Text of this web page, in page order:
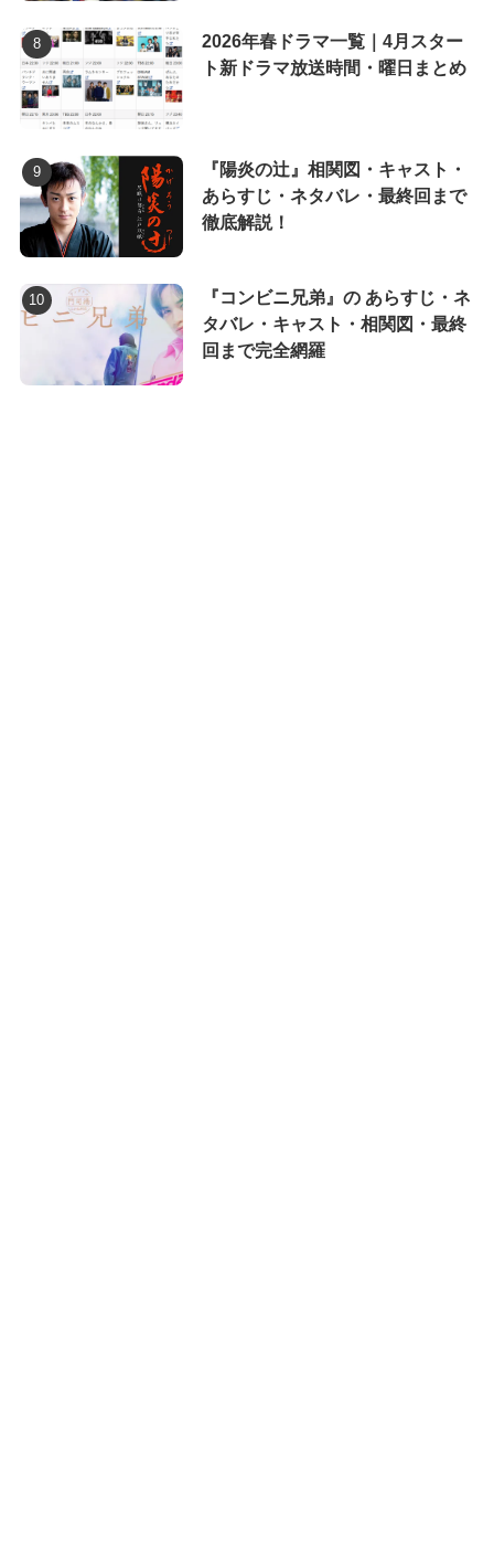
2026年春ドラマ一覧｜4月スター
ト新ドラマ放送時間・曜日まとめ
『陽炎の辻』相関図・キャスト・
あらすじ・ネタバレ・最終回まで
徹底解説！
『コンビニ兄弟』の あらすじ・ネ
タバレ・キャスト・相関図・最終
回まで完全網羅